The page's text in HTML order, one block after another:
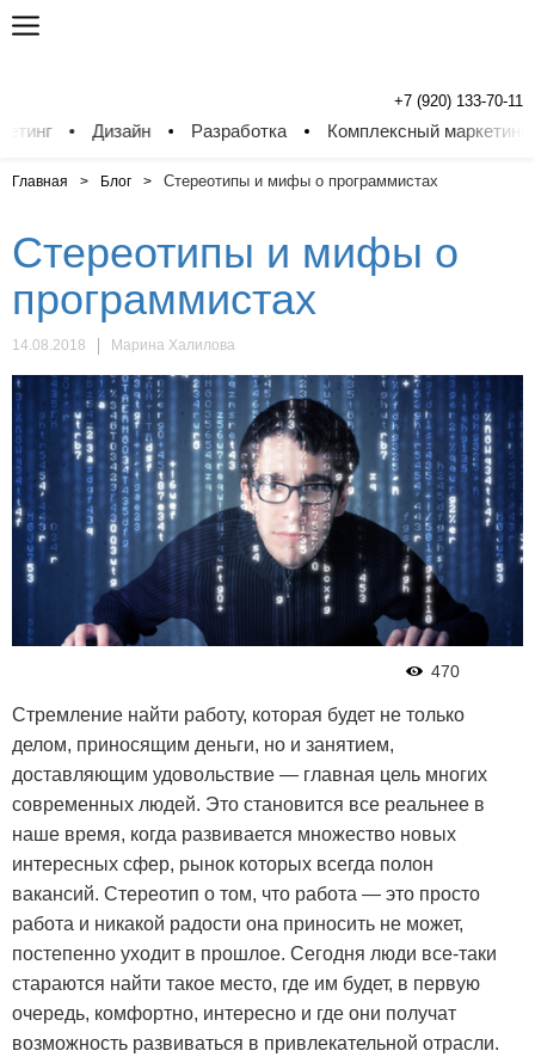
+7 (920) 133-70-11
Дизайн Разработка Комплексный маркетинг
Главная Блог Стереотипы и мифы о программистах
Стереотипы и мифы о
программистах
14.08.2018 Марина Халилова
470
Стремление найти работу, которая будет не только
делом, приносящим деньги, но и занятием,
доставляющим удовольствие — главная цель многих
современных людей. Это становится все реальнее в
наше время, когда развивается множество новых
интересных сфер, рынок которых всегда полон
вакансий. Стереотип о том, что работа — это просто
работа и никакой радости она приносить не может,
постепенно уходит в прошлое. Сегодня люди все-таки
стараются найти такое место, где им будет, в первую
очередь, комфортно, интересно и где они получат
возможность развиваться в привлекательной отрасли.